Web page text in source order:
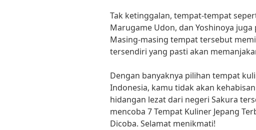
Tak ketinggalan, tempat-tempat
Marugame Udon, dan Yoshinoya
Masing-masing tempat tersebut
tersendiri yang pasti akan
Dengan banyaknya pilihan tempat
Indonesia, kamu tidak akan
hidangan lezat dari negeri Sakura
mencoba 7 Tempat Kuliner Jepang
Dicoba. Selamat menikmati!